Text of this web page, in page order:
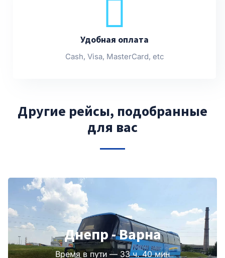
Удобная оплата
Cash, Visa, MasterCard, etc
Другие рейсы, подобранные
для вас
Днепр - Варна
Время в пути — 33 ч. 40 мин